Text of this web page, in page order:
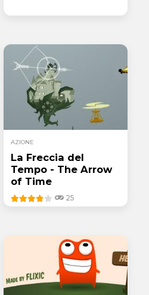
AZIONE
La Freccia del
Tempo - The Arrow
of Time
25